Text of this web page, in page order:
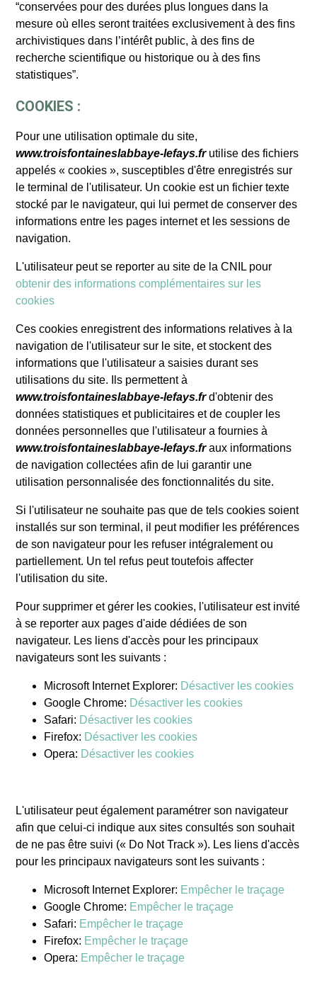
“conservées pour des durées plus longues dans la
mesure où elles seront traitées exclusivement à des fins
archivistiques dans l’intérêt public, à des fins de
recherche scientifique ou historique ou à des fins
statistiques”.
COOKIES :
Pour une utilisation optimale du site,
www.troisfontaineslabbaye-lefays.frutilise des fichiers
appelés « cookies », susceptibles d'être enregistrés sur
le terminal de l'utilisateur. Un cookie est un fichier texte
stocké par le navigateur, qui lui permet de conserver des
informations entre les pages internet et les sessions de
navigation.
L'utilisateur peut se reporter au site de la CNIL pour
obtenir des informations complémentaires sur les
cookies
Ces cookies enregistrent des informations relatives à la
navigation de l'utilisateur sur le site, et stockent des
informations que l'utilisateur a saisies durant ses
utilisations du site. Ils permettent à
www.troisfontaineslabbaye-lefays.frd'obtenir des
données statistiques et publicitaires et de coupler les
données personnelles que l'utilisateur a fournies à
www.troisfontaineslabbaye-lefays.fraux informations
de navigation collectées afin de lui garantir une
utilisation personnalisée des fonctionnalités du site.
Si l'utilisateur ne souhaite pas que de tels cookies soient
installés sur son terminal, il peut modifier les préférences
de son navigateur pour les refuser intégralement ou
partiellement. Un tel refus peut toutefois affecter
l'utilisation du site.
Pour supprimer et gérer les cookies, l'utilisateur est invité
à se reporter aux pages d'aide dédiées de son
navigateur. Les liens d'accès pour les principaux
navigateurs sont les suivants :
Microsoft Internet Explorer: Désactiver les cookies
Google Chrome: Désactiver les cookies
Safari: Désactiver les cookies
Firefox: Désactiver les cookies
Opera: Désactiver les cookies
L'utilisateur peut également paramétrer son navigateur
afin que celui-ci indique aux sites consultés son souhait
de ne pas être suivi (« Do Not Track »). Les liens d'accès
pour les principaux navigateurs sont les suivants :
Microsoft Internet Explorer: Empêcher le traçage
Google Chrome: Empêcher le traçage
Safari: Empêcher le traçage
Firefox: Empêcher le traçage
Opera: Empêcher le traçage